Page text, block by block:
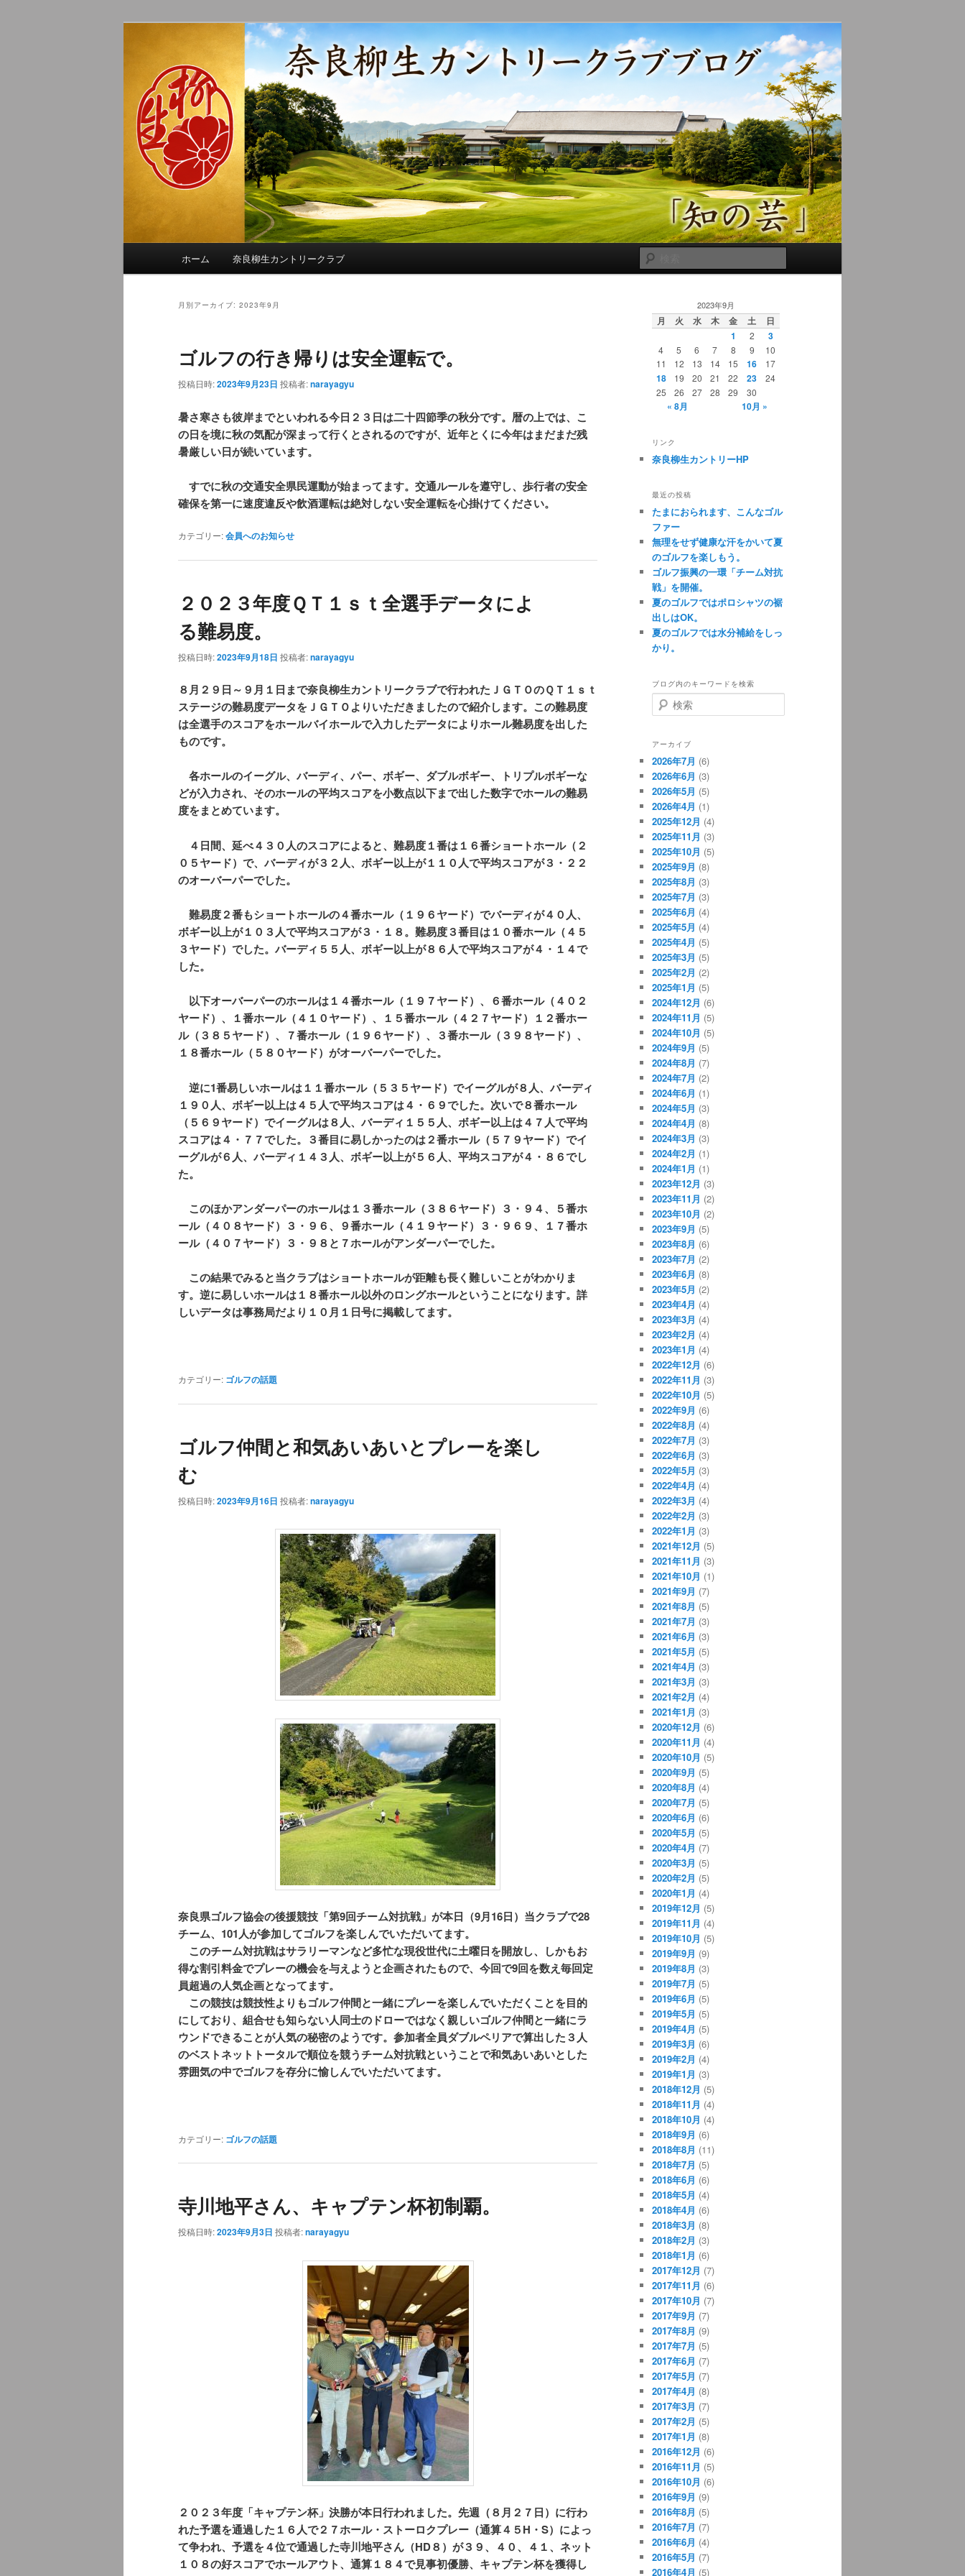
奈良柳生カントリークラブ総支配人ブログ
季節の話題、クラブの出来事、コースの改修・更新作業、ゴルフに関する随筆、喜怒哀楽などを気まぐ
れに発信します。
索
ホーム 奈良柳生カントリークラブ
月別アーカイブ: 2023年9月
ゴルフの行き帰りは安全運転で。
投稿日時:2023年9月23日 投稿者:narayagyu
暑さ寒さも彼岸までといわれる今日２３日は二十四節季の秋分です。暦の上では、こ
の日を境に秋の気配が深まって行くとされるのですが、近年とくに今年はまだまだ残
暑厳しい日が続いています。
すでに秋の交通安全県民運動が始まってます。交通ルールを遵守し、歩行者の安全
確保を第一に速度違反や飲酒運転は絶対しない安全運転を心掛けてください。
カテゴリー:会員へのお知らせ
２０２３年度ＱＴ１ｓｔ全選手データによ
る難易度。
投稿日時:2023年9月18日 投稿者:narayagyu
８月２９日～９月１日まで奈良柳生カントリークラブで行われたＪＧＴＯのＱＴ１ｓｔ
ステージの難易度データをＪＧＴＯよりいただきましたので紹介します。この難易度
は全選手のスコアをホールバイホールで入力したデータによりホール難易度を出した
ものです。
各ホールのイーグル、バーディ、パー、ボギー、ダブルボギー、トリプルボギーな
どが入力され、そのホールの平均スコアを小数点以下まで出した数字でホールの難易
度をまとめています。
４日間、延べ４３０人のスコアによると、難易度１番は１６番ショートホール（２
０５ヤード）で、バーディが３２人、ボギー以上が１１０人で平均スコアが３・２２
のオーバーパーでした。
難易度２番もショートホールの４番ホール（１９６ヤード）でバーディが４０人、
ボギー以上が１０３人で平均スコアが３・１８。難易度３番目は１０番ホール（４５
３ヤード）でした。バーディ５５人、ボギー以上が８６人で平均スコアが４・１４で
した。
以下オーバーパーのホールは１４番ホール（１９７ヤード）、６番ホール（４０２
ヤード）、１番ホール（４１０ヤード）、１５番ホール（４２７ヤード）１２番ホー
ル（３８５ヤード）、７番ホール（１９６ヤード）、３番ホール（３９８ヤード）、
１８番ホール（５８０ヤード）がオーバーパーでした。
逆に1番易しいホールは１１番ホール（５３５ヤード）でイーグルが８人、バーディ
１９０人、ボギー以上は４５人で平均スコアは４・６９でした。次いで８番ホール
（５６９ヤード）でイーグルは８人、バーディ１５５人、ボギー以上は４７人で平均
スコアは４・７７でした。３番目に易しかったのは２番ホール（５７９ヤード）でイ
ーグルが６人、バーディ１４３人、ボギー以上が５６人、平均スコアが４・８６でし
た。
このほかアンダーパーのホールは１３番ホール（３８６ヤード）３・９４、５番ホ
ール（４０８ヤード）３・９６、９番ホール（４１９ヤード）３・９６９、１７番ホ
ール（４０７ヤード）３・９８と７ホールがアンダーパーでした。
この結果でみると当クラブはショートホールが距離も長く難しいことがわかりま
す。逆に易しいホールは１８番ホール以外のロングホールということになります。詳
しいデータは事務局だより１０月１日号に掲載してます。
カテゴリー: ゴルフの話題
ゴルフ仲間と和気あいあいとプレーを楽し
む
投稿日時:2023年9月16日 投稿者:narayagyu
奈良県ゴルフ協会の後援競技「第9回チーム対抗戦」が本日（9月16日）当クラブで28
チーム、101人が参加してゴルフを楽しんでいただいてます。
このチーム対抗戦はサラリーマンなど多忙な現役世代に土曜日を開放し、しかもお
得な割引料金でプレーの機会を与えようと企画されたもので、今回で9回を数え毎回定
員超過の人気企画となってます。
この競技は競技性よりもゴルフ仲間と一緒にプレーを楽しんでいただくことを目的
にしており、組合せも知らない人同士のドローではなく親しいゴルフ仲間と一緒にラ
ウンドできることが人気の秘密のようです。参加者全員ダブルペリアで算出した３人
のベストネットトータルで順位を競うチーム対抗戦ということで和気あいあいとした
雰囲気の中でゴルフを存分に愉しんでいただいてます。
カテゴリー: ゴルフの話題
寺川地平さん、キャプテン杯初制覇。
投稿日時:2023年9月3日 投稿者:narayagyu
２０２３年度「キャプテン杯」決勝が本日行われました。先週（８月２７日）に行わ
れた予選を通過した１６人で２７ホール・ストーロクプレー（通算４５H・S）によっ
て争われ、予選を４位で通過した寺川地平さん（HD８）が３９、４０、４１、ネット
１０８の好スコアでホールアウト、通算１８４で見事初優勝、キャプテン杯を獲得し
2023年9月
月 火 水 木 金 土
日
1
2 3
4 5 6 7 8 9
10
11
12 13 14 15 16 17
18 19 20 21 22 23
24
25
26 27 28 29 30
« 8月 10月 »
リンク
奈良柳生カントリーHP
最近の投稿
たまにおられます、こんなゴル
ファー
無理をせず健康な汗をかいて夏
のゴルフを楽しもう。
ゴルフ振興の一環「チーム対抗
戦」を開催。
夏のゴルフではポロシャツの裾
出しはOK。
夏のゴルフでは水分補給をしっ
かり。
ブログ内のキーワードを検索
検
索
アーカイブ
2026年7月 (6)
2026年6月 (3)
2026年5月 (5)
2026年4月 (1)
2025年12月 (4)
2025年11月 (3)
2025年10月 (5)
2025年9月 (8)
2025年8月 (3)
2025年7月 (3)
2025年6月 (4)
2025年5月 (4)
2025年4月 (5)
2025年3月 (5)
2025年2月 (2)
2025年1月 (5)
2024年12月 (6)
2024年11月 (5)
2024年10月 (5)
2024年9月 (5)
2024年8月 (7)
2024年7月 (2)
2024年6月 (1)
2024年5月 (3)
2024年4月 (8)
2024年3月 (3)
2024年2月 (1)
2024年1月 (1)
2023年12月 (3)
2023年11月 (2)
2023年10月 (2)
2023年9月 (5)
2023年8月 (6)
2023年7月 (2)
2023年6月 (8)
2023年5月 (2)
2023年4月 (4)
2023年3月 (4)
2023年2月 (4)
2023年1月 (4)
2022年12月 (6)
2022年11月 (3)
2022年10月 (5)
2022年9月 (6)
2022年8月 (4)
2022年7月 (3)
2022年6月 (3)
2022年5月 (3)
2022年4月 (4)
2022年3月 (4)
2022年2月 (3)
2022年1月 (3)
2021年12月 (5)
2021年11月 (3)
2021年10月 (1)
2021年9月 (7)
2021年8月 (5)
2021年7月 (3)
2021年6月 (3)
2021年5月 (5)
2021年4月 (3)
2021年3月 (3)
2021年2月 (4)
2021年1月 (3)
2020年12月 (6)
2020年11月 (4)
2020年10月 (5)
2020年9月 (5)
2020年8月 (4)
2020年7月 (5)
2020年6月 (6)
2020年5月 (5)
2020年4月 (7)
2020年3月 (5)
2020年2月 (5)
2020年1月 (4)
2019年12月 (5)
2019年11月 (4)
2019年10月 (5)
2019年9月 (9)
2019年8月 (3)
2019年7月 (5)
2019年6月 (5)
2019年5月 (5)
2019年4月 (5)
2019年3月 (6)
2019年2月 (4)
2019年1月 (3)
2018年12月 (5)
2018年11月 (4)
2018年10月 (4)
2018年9月 (6)
2018年8月 (11)
2018年7月 (5)
2018年6月 (6)
2018年5月 (4)
2018年4月 (6)
2018年3月 (8)
2018年2月 (3)
2018年1月 (6)
2017年12月 (7)
2017年11月 (6)
2017年10月 (7)
2017年9月 (7)
2017年8月 (9)
2017年7月 (5)
2017年6月 (7)
2017年5月 (7)
2017年4月 (8)
2017年3月 (7)
2017年2月 (5)
2017年1月 (8)
2016年12月 (6)
2016年11月 (5)
2016年10月 (6)
2016年9月 (9)
2016年8月 (5)
2016年7月 (7)
2016年6月 (4)
2016年5月 (7)
2016年4月 (5)